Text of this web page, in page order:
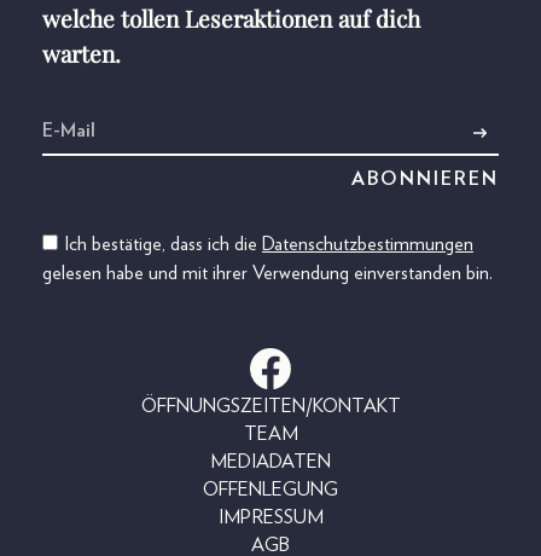
welche tollen Leseraktionen auf dich
warten.
Ich bestätige, dass ich die Datenschutzbestimmungen
gelesen habe und mit ihrer Verwendung einverstanden bin.
ÖFFNUNGSZEITEN/KONTAKT
TEAM
MEDIADATEN
OFFENLEGUNG
IMPRESSUM
AGB